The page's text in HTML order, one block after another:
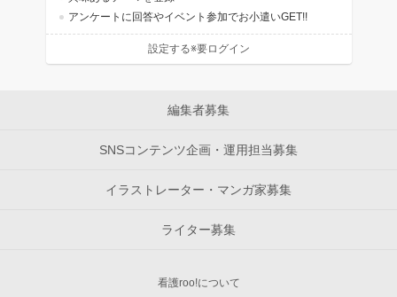
アンケートに回答やイベント参加でお小遣いGET!!
設定する※要ログイン
編集者募集
SNSコンテンツ企画・運用担当募集
イラストレーター・マンガ家募集
ライター募集
看護roo!について